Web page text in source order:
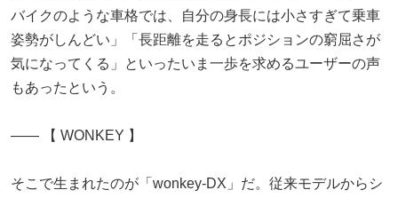
バイクのような車格では、自分の身長には小さすぎて乗車
姿勢がしんどい」「長距離を走るとポジションの窮屈さが
気になってくる」といったいま一歩を求めるユーザーの声
もあったという。
―― 【 WONKEY 】
そこで生まれたのが「wonkey-DX」だ。従来モデルからシ